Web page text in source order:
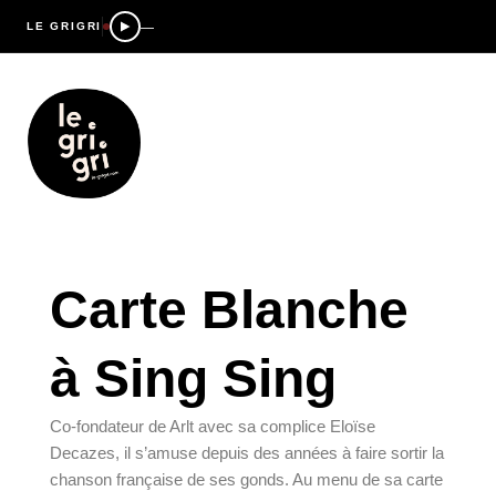
LE GRIGRI —
Carte Blanche
à Sing Sing
Co-fondateur de Arlt avec sa complice Eloïse
Decazes, il s’amuse depuis des années à faire sortir la
chanson française de ses gonds. Au menu de sa carte